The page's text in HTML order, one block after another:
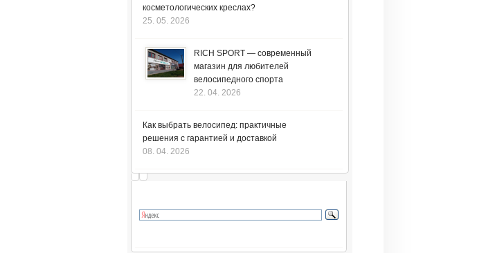
косметологических креслах?
25. 05. 2026
RICH SPORT — современный
магазин для любителей
велосипедного спорта
22. 04. 2026
Как выбрать велосипед: практичные
решения с гарантией и доставкой
08. 04. 2026